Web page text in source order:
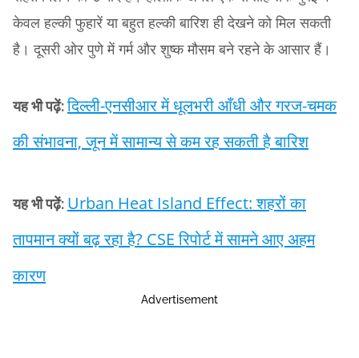
केवल हल्की फुहारें या बहुत हल्की बारिश ही देखने को मिल सकती
है। दूसरी ओर पुणे में गर्म और शुष्क मौसम बने रहने के आसार हैं।
यह भी पढ़ें:दिल्ली-एनसीआर में धूलभरी आँधी और गरज-चमक
की संभावना, जून में सामान्य से कम रह सकती है बारिश
यह भी पढ़ें: Urban Heat Island Effect: शहरों का
तापमान क्यों बढ़ रहा है? CSE रिपोर्ट में सामने आए अहम
कारण
Advertisement